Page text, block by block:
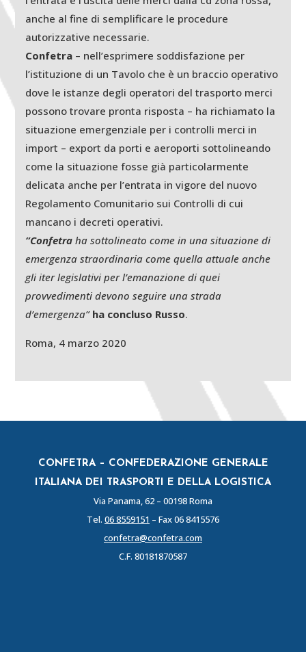
anche al fine di semplificare le procedure
autorizzative necessarie.
Confetra – nell’esprimere soddisfazione per
l’istituzione di un Tavolo che è un braccio operativo
dove le istanze degli operatori del trasporto merci
possono trovare pronta risposta – ha richiamato la
situazione emergenziale per i controlli merci in
import – export da porti e aeroporti sottolineando
come la situazione fosse già particolarmente
delicata anche per l’entrata in vigore del nuovo
Regolamento Comunitario sui Controlli di cui
mancano i decreti operativi.
“Confetra ha sottolineato come in una situazione di
emergenza straordinaria come quella attuale anche
gli iter legislativi per l’emanazione di quei
provvedimenti devono seguire una strada
d’emergenza” ha concluso Russo.
Roma, 4 marzo 2020
CONFETRA – CONFEDERAZIONE GENERALE
ITALIANA DEI TRASPORTI E DELLA LOGISTICA
Via Panama, 62 – 00198 Roma
Tel. 06 8559151 – Fax 06 8415576
confetra@confetra.com
C.F. 80181870587